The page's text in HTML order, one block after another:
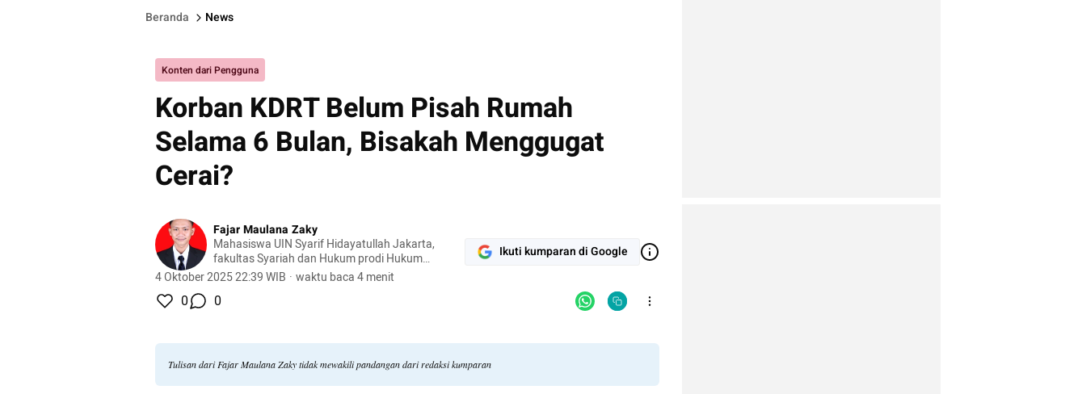
Beranda News
Konten dari Pengguna
Korban KDRT Belum Pisah Rumah
Selama 6 Bulan, Bisakah Menggugat
Cerai?
Fajar Maulana Zaky
Mahasiswa UIN Syarif Hidayatullah Jakarta,
fakultas Syariah dan Hukum prodi Hukum
Keluarga.
4 Oktober 2025 22:39 WIB · waktu baca 4 menit
Ikuti kumparan di Google
0 0
Tulisan dari Fajar Maulana Zaky tidak mewakili pandangan dari redaksi kumparan